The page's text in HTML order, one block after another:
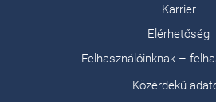
Karrier
Elérhetőség
Felhasználóinknak –
Közérdekű